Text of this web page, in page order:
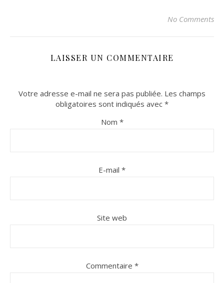
No Comments
LAISSER UN COMMENTAIRE
Votre adresse e-mail ne sera pas publiée. Les champs
obligatoires sont indiqués avec *
Nom *
E-mail *
Site web
Commentaire *